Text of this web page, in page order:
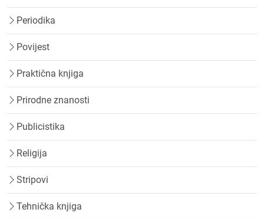
Periodika
Povijest
Praktična knjiga
Prirodne znanosti
Publicistika
Religija
Stripovi
Tehnička knjiga